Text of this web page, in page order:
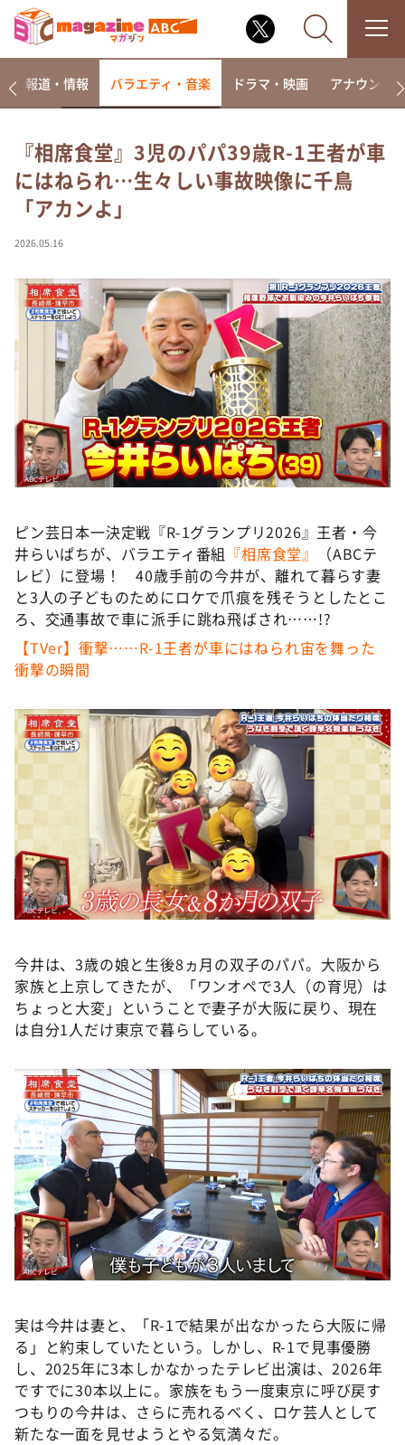
なるみ・岡村の過ぎるTV
相席食堂
これ余談なんですけど・・・
て真剣です
探偵！ナイトスクープ
news おかえり
河合＆A.B.C-Z塚田×福井アナ「なんでやねん！？」
（news おかえり）
DAIGOも台所 ～きょうの献立 何にする？～
本日はダイアンなり！シーズン２
朝だ！生です旅サラダ
ＬＩＦＥ～夢のカタチ～
新婚さんいらっしゃい！
ポツンと一軒家
ザキ山小屋本館
ぺこぱのまるスポ
報道・情報 バラエティ・音楽 ドラマ・映画 アナウンサー
『相席食堂』3児のパパ39歳R-1王者が車
にはねられ…生々しい事故映像に千鳥
「アカンよ」
2026.05.16
ピン芸日本一決定戦『R-1グランプリ2026』王者・今
井らいぱちが、バラエティ番組 『相席食堂』
（ABCテ
レビ）に登場！ 40歳手前の今井が、離れて暮らす妻
と3人の子どものためにロケで爪痕を残そうとしたとこ
ろ、交通事故で車に派手に跳ね飛ばされ……!?
【TVer】衝撃……R-1王者が車にはねられ宙を舞った
衝撃の瞬間
今井は、3歳の娘と生後8ヵ月の双子のパパ。大阪から
家族と上京してきたが、「ワンオペで3人（の育児）は
ちょっと大変」ということで妻子が大阪に戻り、現在
は自分1人だけ東京で暮らしている。
実は今井は妻と、「R-1で結果が出なかったら大阪に帰
る」と約束していたという。しかし、R-1で見事優勝
し、2025年に3本しかなかったテレビ出演は、2026年
ですでに30本以上に。家族をもう一度東京に呼び戻す
つもりの今井は、さらに売れるべく、ロケ芸人として
新たな一面を見せようとやる気満々だ。